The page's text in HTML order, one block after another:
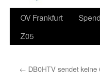
OV Frankfurt
Z05
← DB0HTV sendet keine